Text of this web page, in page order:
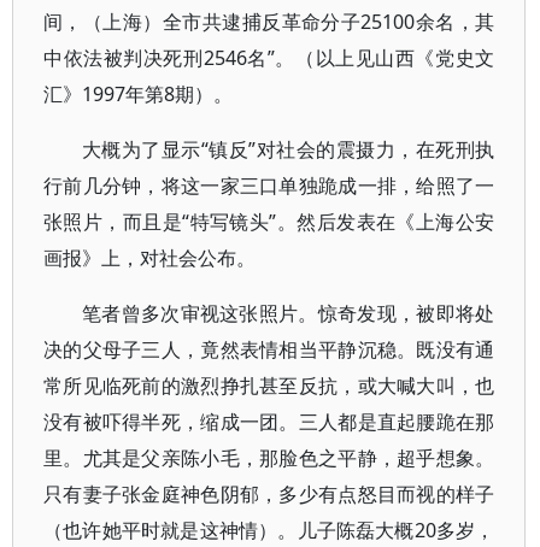
间，（上海）全市共逮捕反革命分子25100余名，其
中依法被判决死刑2546名”。（以上见山西《党史文
汇》1997年第8期）。
大概为了显示“镇反”对社会的震摄力，在死刑执
行前几分钟，将这一家三口单独跪成一排，给照了一
张照片，而且是“特写镜头”。然后发表在《上海公安
画报》上，对社会公布。
笔者曾多次审视这张照片。惊奇发现，被即将处
决的父母子三人，竟然表情相当平静沉稳。既没有通
常所见临死前的激烈挣扎甚至反抗，或大喊大叫，也
没有被吓得半死，缩成一团。三人都是直起腰跪在那
里。尤其是父亲陈小毛，那脸色之平静，超乎想象。
只有妻子张金庭神色阴郁，多少有点怒目而视的样子
（也许她平时就是这神情）。儿子陈磊大概20多岁，